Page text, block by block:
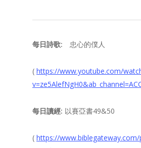
每日詩歌: 忠心的僕人
( https://www.youtube.com/
每日讀經: 以賽亞書49&50
( https://www.biblegateway.com/